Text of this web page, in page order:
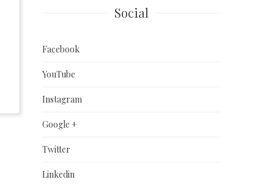
Social
Facebook
YouTube
Instagram
Google +
Twitter
Linkedin